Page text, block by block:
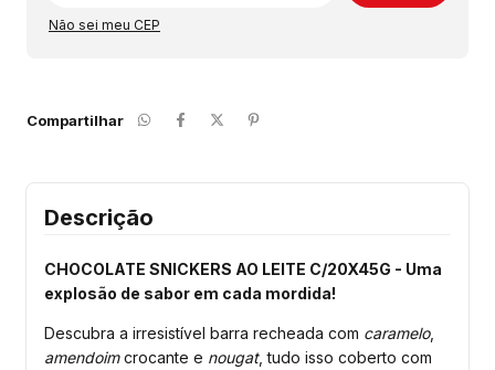
Não sei meu CEP
Compartilhar
Descrição
CHOCOLATE SNICKERS AO LEITE C/20X45G - Uma
explosão de sabor em cada mordida!
Descubra a irresistível barra recheada com caramelo,
amendoimcrocante e nougat, tudo isso coberto com